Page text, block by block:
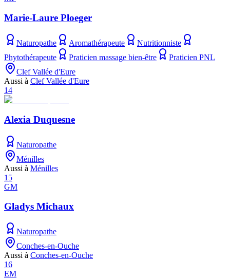
Marie-Laure Ploeger
Naturopathe Aromathérapeute
Nutritionniste
Phytothérapeute
Praticien massage bien-être
Praticien PNL
Clef Vallée d'Eure
Aussi à Clef Vallée d'Eure
14
Alexia Duquesne
Naturopathe
Ménilles
Aussi à Ménilles
15
GM
Gladys Michaux
Naturopathe
Conches-en-Ouche
Aussi à Conches-en-Ouche
16
EM